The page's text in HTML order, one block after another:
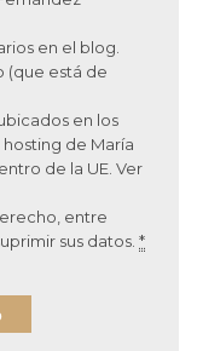
en el blog.
(que está de
en los
de María
de la UE. Ver
entre
sus datos. *